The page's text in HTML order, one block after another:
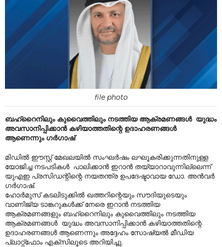
file photo
ബഹ്‌റൈനിലും കുവൈത്തിലും നടത്തിയ ആക്രമണങ്ങൾ യുദ്ധം
അവസാനിപ്പിക്കാൻ കഴിയാത്തതിന്റെ ഉദാഹരണങ്ങൾ
ആണെന്നും ഗർഗാഷ്
മിഡിൽ ഈസ്റ്റ് മേഖലയിൽ സംഘർഷം ലഘൂകരിക്കുന്നതിനുള്ള
യോജിച്ച നടപടികൾ പാലിക്കാൻ ഇറാൻ തയ്യാറാവുന്നില്ലെന്ന്
യുഎഇ പ്രസിഡന്റിന്റെ നയതന്ത്ര ഉപദേഷ്ടാവായ ഡോ. അൻവർ
ഗർഗാഷ്.
ഹോർമുസ് കടലിടുക്കിൽ ഖത്തറിന്റെയും സൗദിയുടെയും
വാണിജ്യ ടാങ്കറുകൾക്ക് നേരെ ഇറാൻ നടത്തിയ
ആക്രമണങ്ങളും ബഹ്‌റൈനിലും കുവൈത്തിലും നടത്തിയ
ആക്രമണങ്ങൾ യുദ്ധം അവസാനിപ്പിക്കാൻ കഴിയാത്തതിന്റെ
ഉദാഹരണങ്ങൾ ആണെന്നും അദ്ദേഹം സോഷ്യൽ മീഡിയ
പ്ലാറ്റ്‌ഫോം എക്‌സിലൂടെ അറിയിച്ചു.